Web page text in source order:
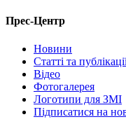
Прес-Центр
Новини
Статті та
Відео
Фотогалерея
Логотипи для ЗМІ
Підписатися на